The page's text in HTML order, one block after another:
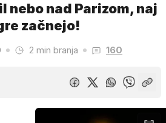
nebo nad Parizom, naj
začnejo!
2 min branja 160